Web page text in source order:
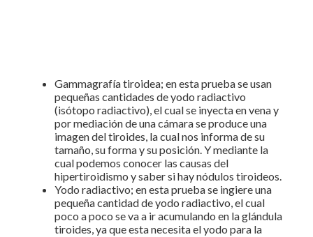
Gammagrafía tiroidea; en esta prueba se usan
pequeñas cantidades de yodo radiactivo
(isótopo radiactivo), el cual se inyecta en vena y
por mediación de una cámara se produce una
imagen del tiroides, la cual nos informa de su
tamaño, su forma y su posición. Y mediante la
cual podemos conocer las causas del
hipertiroidismo y saber si hay nódulos tiroideos.
Yodo radiactivo; en esta prueba se ingiere una
pequeña cantidad de yodo radiactivo, el cual
poco a poco se va a ir acumulando en la glándula
tiroides, ya que esta necesita el yodo para la